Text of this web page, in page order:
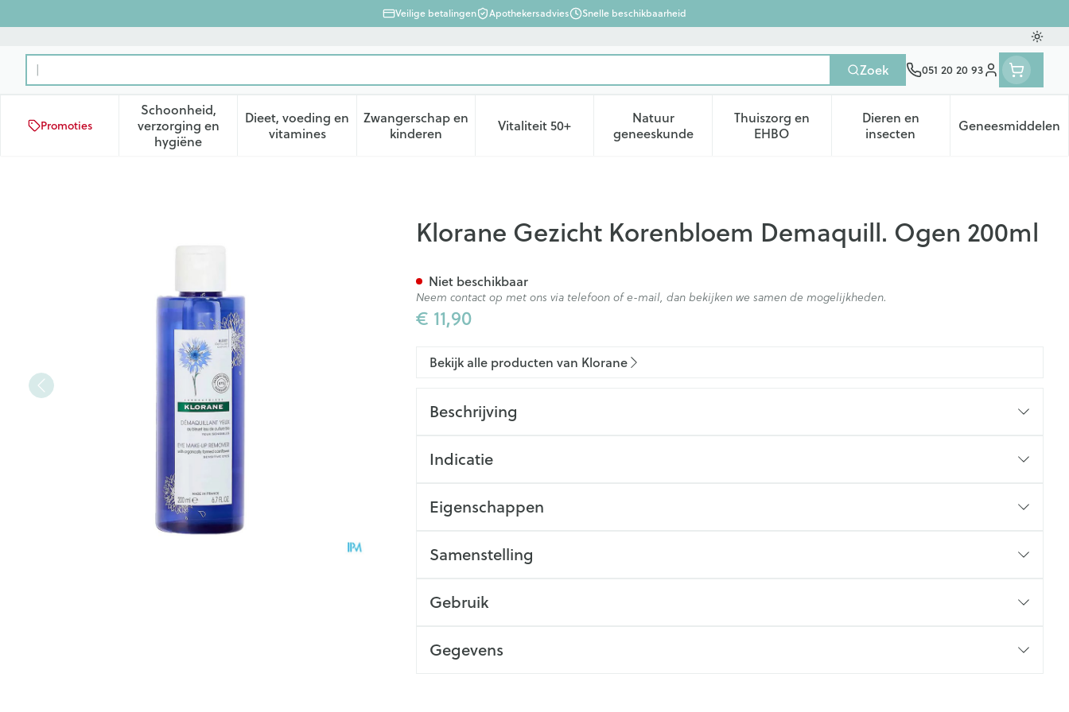
Veilige betalingen Apothekersadvies Snelle beschikbaarheid
Product, merk, categorie...
Zoek 051 20 20 93
Klant menu
Promoties
Schoonheid,
verzorging en
hygiëneToon submenu voor Schoonheid, verzorging en hygiëne categorie
Dieet, voeding en
vitaminesToon submenu voor Dieet, voeding en vitamines categorie
Zwangerschap en
kinderenToon submenu voor Zwangerschap en kinderen categorie
Vitaliteit 50+Toon submenu voor Vitaliteit 50+ categorie
Natuur
geneeskundeToon submenu voor Natuur geneeskunde categorie
Thuiszorg en
EHBOToon submenu voor Thuiszorg en EHBO categorie
Dieren en
insectenToon submenu voor Dieren
Geneesmiddelen
Toon
Klorane Gezicht Korenbloem Demaquill. Ogen 200mlKlorane Gezicht Korenbloem Demaquill. Ogen 200ml
€ 11,90
Niet beschikbaar
Neem contact op met ons via telefoon of e-mail, dan bekijken we samen de mogelijkheden.
Bekijk alle producten van Klorane
Beschrijving
Indicatie
Eigenschappen
Samenstelling
Gebruik
Gegevens